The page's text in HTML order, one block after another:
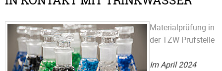
Materialprüfung in
der TZW Prüfstelle
Im April 2024